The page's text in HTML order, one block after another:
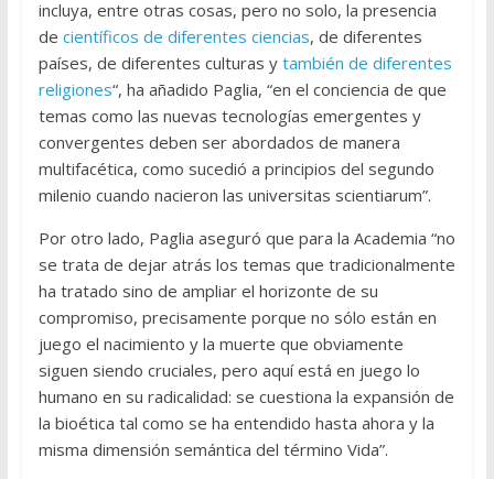
incluya, entre otras cosas, pero no solo, la presencia
de científicos de diferentes ciencias, de diferentes
países, de diferentes culturas y también de diferentes
religiones“, ha añadido Paglia, “en el conciencia de que
temas como las nuevas tecnologías emergentes y
convergentes deben ser abordados de manera
multifacética, como sucedió a principios del segundo
milenio cuando nacieron las universitas scientiarum”.
Por otro lado, Paglia aseguró que para la Academia “no
se trata de dejar atrás los temas que tradicionalmente
ha tratado sino de ampliar el horizonte de su
compromiso, precisamente porque no sólo están en
juego el nacimiento y la muerte que obviamente
siguen siendo cruciales, pero aquí está en juego lo
humano en su radicalidad: se cuestiona la expansión de
la bioética tal como se ha entendido hasta ahora y la
misma dimensión semántica del término Vida”.